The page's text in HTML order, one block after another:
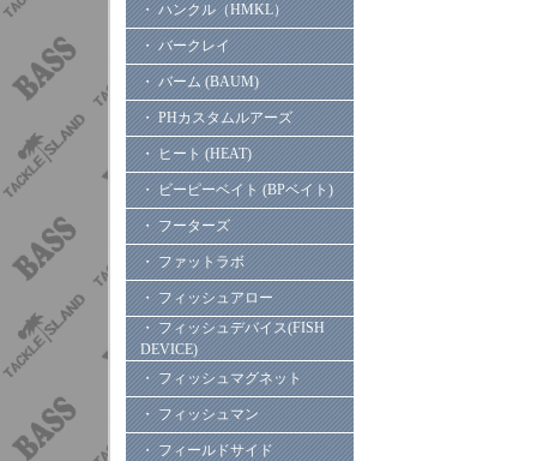
・ ハンクル（HMKL）
・ バークレイ
・ バーム (BAUM)
・ PHカスタムルアーズ
・ ヒート (HEAT)
・ ビーピーベイト (BPベイト)
・ フーターズ
・ ファットラボ
・ フィッシュアロー
・ フィッシュデバイス(FISH
DEVICE)
・ フィッシュマグネット
・ フィッシュマン
・ フィールドサイド